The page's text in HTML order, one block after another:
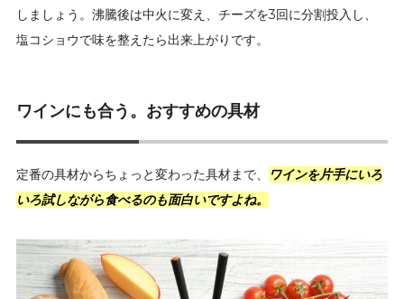
しましょう。沸騰後は中火に変え、チーズを3回に分割投入し、
塩コショウで味を整えたら出来上がりです。
ワインにも合う。おすすめの具材
定番の具材からちょっと変わった具材まで、
ワインを片手にいろ
いろ試しながら食べるのも面白いですよね。